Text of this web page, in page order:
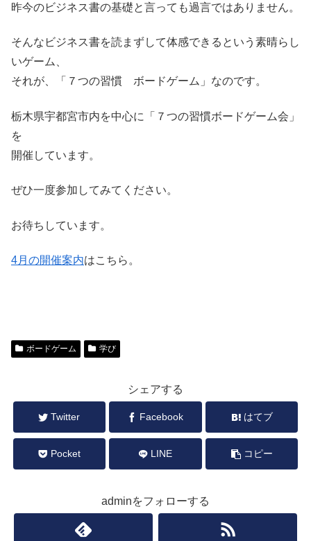
昨今のビジネス書の基礎と言っても過言ではありません。
そんなビジネス書を読まずして体感できるという素晴らし
いゲーム、
それが、「７つの習慣 ボードゲーム」なのです。
栃木県宇都宮市内を中心に「７つの習慣ボードゲーム会」
を
開催しています。
ぜひ一度参加してみてください。
お待ちしています。
4月の開催案内はこちら。
ボードゲーム 学び
シェアする
Twitter Facebook はてブ
Pocket LINE コピー
adminをフォローする